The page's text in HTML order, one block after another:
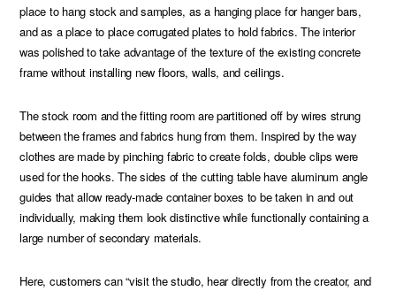
place to hang stock and samples, as a hanging place for hanger bars,
and as a place to place corrugated plates to hold fabrics. The interior
was polished to take advantage of the texture of the existing concrete
frame without installing new floors, walls, and ceilings.
The stock room and the fitting room are partitioned off by wires strung
between the frames and fabrics hung from them. Inspired by the way
clothes are made by pinching fabric to create folds, double clips were
used for the hooks. The sides of the cutting table have aluminum angle
guides that allow ready-made container boxes to be taken in and out
individually, making them look distinctive while functionally containing a
large number of secondary materials.
Here, customers can “visit the studio, hear directly from the creator, and